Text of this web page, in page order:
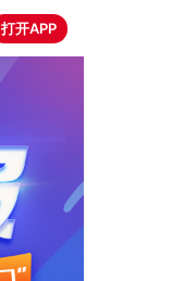
打开APP